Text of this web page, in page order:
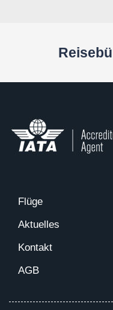
Flüge
Aktuelles
Kontakt
AGB